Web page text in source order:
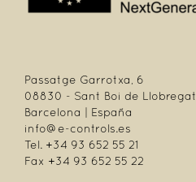
Passatge Garrotxa, 6
08830 - Sant Boi de Llobregat
Barcelona | España
info@e-controls.es
Tel. +34 93 652 55 21
Fax +34 93 652 55 22